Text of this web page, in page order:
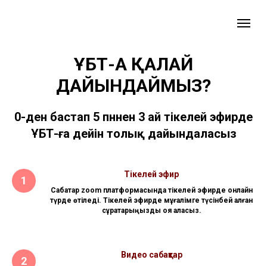
ҰБТ-ҒА ҚАЛАЙ
ДАЙЫНДАЙМЫЗ?
0-ден бастап 5 пәннен 3 ай тікелей эфирде
ҰБТ-ға дейін толық дайындаласыз
Тікелей эфир
Сабақтар zoom платформасында тікелей эфирде онлайн
түрде өтіледі. Тікелей эфирде мұғалімге түсінбей қалған
сұрақтарыңызды қоя аласыз.
Видео сабақтар